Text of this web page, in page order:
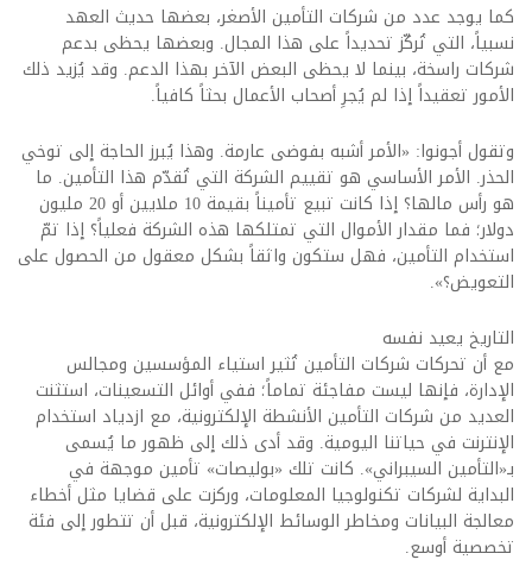
كما يوجد عدد من شركات التأمين الأصغر، بعضها حديث العهد
نسبياً، التي تُركّز تحديداً على هذا المجال. وبعضها يحظى بدعم
شركات راسخة، بينما لا يحظى البعض الآخر بهذا الدعم. وقد يُزيد ذلك
الأمور تعقيداً إذا لم يُجرِ أصحاب الأعمال بحثاً كافياً.
وتقول أجونوا: «الأمر أشبه بفوضى عارمة. وهذا يُبرز الحاجة إلى توخي
الحذر. الأمر الأساسي هو تقييم الشركة التي تُقدّم هذا التأمين. ما
هو رأس مالها؟ إذا كانت تبيع تأميناً بقيمة 10 ملايين أو 20 مليون
دولار؛ فما مقدار الأموال التي تمتلكها هذه الشركة فعلياً؟ إذا تمّ
استخدام التأمين، فهل ستكون واثقاً بشكل معقول من الحصول على
التعويض؟».
التاريخ يعيد نفسه
مع أن تحركات شركات التأمين تُثير استياء المؤسسين ومجالس
الإدارة، فإنها ليست مفاجئة تماماً؛ ففي أوائل التسعينات، استثنت
العديد من شركات التأمين الأنشطة الإلكترونية، مع ازدياد استخدام
الإنترنت في حياتنا اليومية. وقد أدى ذلك إلى ظهور ما يُسمى
بـ«التأمين السيبراني». كانت تلك «بوليصات» تأمين موجهة في
البداية لشركات تكنولوجيا المعلومات، وركزت على قضايا مثل أخطاء
معالجة البيانات ومخاطر الوسائط الإلكترونية، قبل أن تتطور إلى فئة
تخصصية أوسع.